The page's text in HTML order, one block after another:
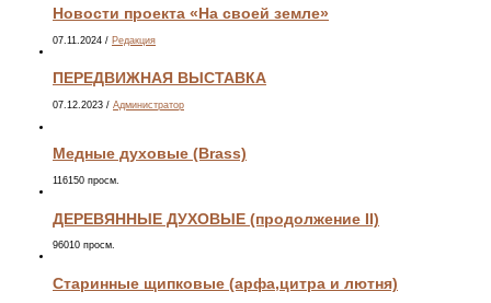
Новости проекта «На своей земле»
07.11.2024 / Редакция
ПЕРЕДВИЖНАЯ ВЫСТАВКА
07.12.2023 / Администратор
Медные духовые (Brass)
116150 просм.
ДЕРЕВЯННЫЕ ДУХОВЫЕ (продолжение II)
96010 просм.
Старинные щипковые (арфа,цитра и лютня)